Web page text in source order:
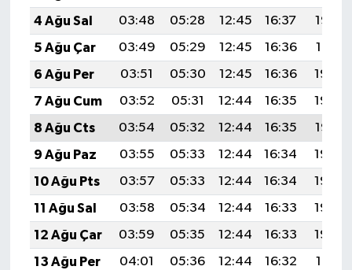
4 Ağu Sal
03:48 05:28 12:45 16:37
19:52
5 Ağu Çar
03:49 05:29 12:45 16:36
19:51
6 Ağu Per
03:51 05:30 12:45 16:36
19:50
7 Ağu Cum
03:52 05:31 12:44 16:35
19:48
8 Ağu Cts
03:54 05:32 12:44 16:35
19:47
9 Ağu Paz
03:55 05:33 12:44 16:34
19:46
10 Ağu Pts
03:57 05:33 12:44 16:34
19:45
11 Ağu Sal
03:58 05:34 12:44 16:33
19:43
12 Ağu Çar
03:59 05:35 12:44 16:33
19:42
13 Ağu Per
04:01 05:36 12:44 16:32
19:41